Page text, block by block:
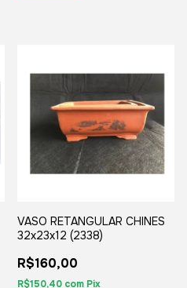
VASO RETANGULAR CHINES
32x23x12 (2338)
R$160,00
R$150,40 com Pix